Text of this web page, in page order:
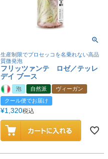
生産制限でプロセッコを名乗れない高品
質微発泡
フリッツァンテ ロゼ／テッレ
デイ ブース
泡 自然派
ヴィーガン
クール便でお届け
¥1,320税込